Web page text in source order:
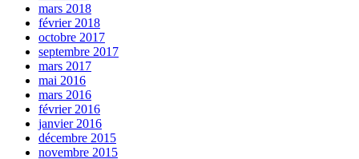
mars 2018
février 2018
octobre 2017
septembre 2017
mars 2017
mai 2016
mars 2016
février 2016
janvier 2016
décembre 2015
novembre 2015